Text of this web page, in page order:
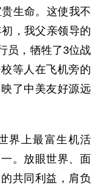
生命。这使我不
，我父亲领导的
员，牺牲了3位战
等人在飞机旁的
了中美友好源远
上最富生机活
。放眼世界、面
共同利益，肩负